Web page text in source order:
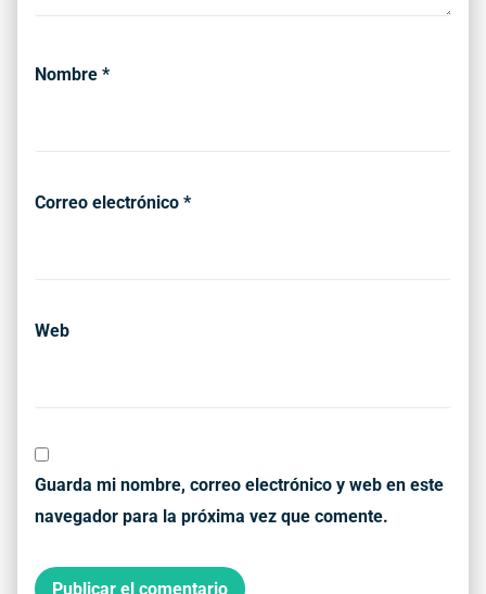
Nombre *
Correo electrónico *
Web
Guarda mi nombre, correo electrónico y web en este
navegador para la próxima vez que comente.